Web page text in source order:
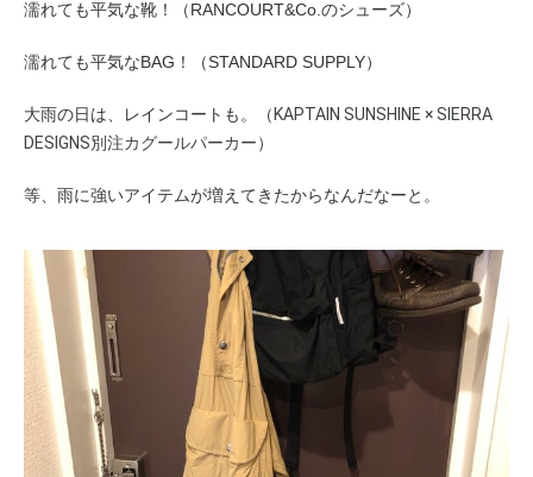
濡れても平気な靴！（RANCOURT&Co.のシューズ）
濡れても平気なBAG！（STANDARD SUPPLY）
大雨の日は、レインコートも。（ KAPTAIN SUNSHINE × SIERRA
DESIGNS別注カグールパーカー）
等、雨に強いアイテムが増えてきたからなんだなーと。